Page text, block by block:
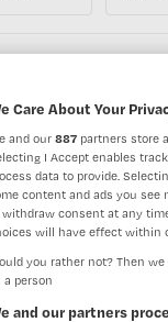
Care About Your
and our 887 partners store
I Accept enables
data to provide.
content and ads you see
withdraw consent at any
will have effect within
you rather not? Then
a person
and our partners